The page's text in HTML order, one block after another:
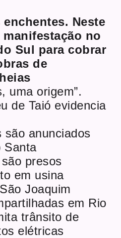
Neste
no
Sul para cobrar
de
uma origem”.
de Taió evidencia
são anunciados
Santa
presos
em usina
Joaquim
em Rio
trânsito de
elétricas